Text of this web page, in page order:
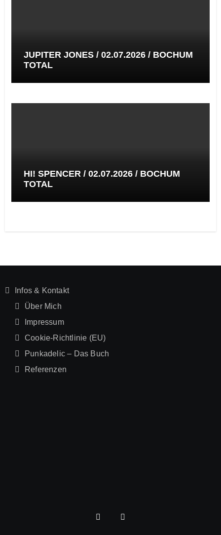
JUPITER JONES / 02.07.2026 / BOCHUM
TOTAL
HI! SPENCER / 02.07.2026 / BOCHUM
TOTAL
Infos & Kontakt
Über Mich
Impressum
Cookie-Richtlinie (EU)
Punkadelic – Das Buch
Referenzen